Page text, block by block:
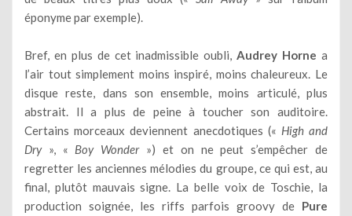
éponyme par exemple).
Bref, en plus de cet inadmissible oubli,Audrey Horne a
l’air tout simplement moins inspiré, moins chaleureux. Le
disque reste, dans son ensemble, moins articulé, plus
abstrait. Il a plus de peine à toucher son auditoire.
Certains morceaux deviennent anecdotiques (« High and
Dry», « Boy Wonder») et on ne peut s’empêcher de
regretter les anciennes mélodies du groupe, ce qui est, au
final, plutôt mauvais signe. La belle voix de Toschie, la
production soignée, les riffs parfois groovy de Pure